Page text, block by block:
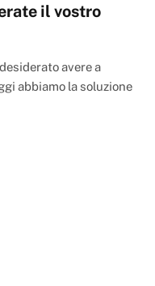
il vostro
avere a
abbiamo la soluzione